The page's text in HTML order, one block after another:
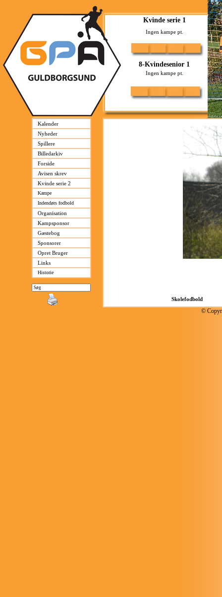
Kalender
Nyheder
Spillere
Billedarkiv
Forside
Avisen skrev
Kvinde serie 2
Kampe
Indendørs fodbold
Organisation
Kampsponsor
Gæstebog
Sponsorer
Opret Bruger
Links
Historie
©